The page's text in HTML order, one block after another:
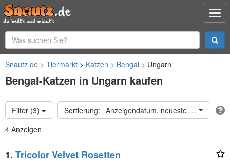
Snautz.de Tiermarkt Katzen Bengal Ungarn
Bengal-Katzen in Ungarn kaufen
Filter (3)
Anzeigendatum, neueste oben
4 Anzeigen
1. Tricolor Velvet Rosetten